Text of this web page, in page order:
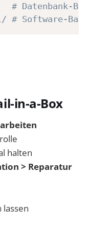
Datenbank-
Software-
in-a-Box
halten
> Reparatur
lassen